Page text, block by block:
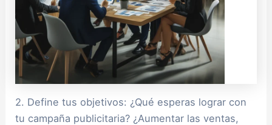
2. Define tus objetivos: ¿Qué esperas lograr con
tu campaña publicitaria? ¿Aumentar las ventas,